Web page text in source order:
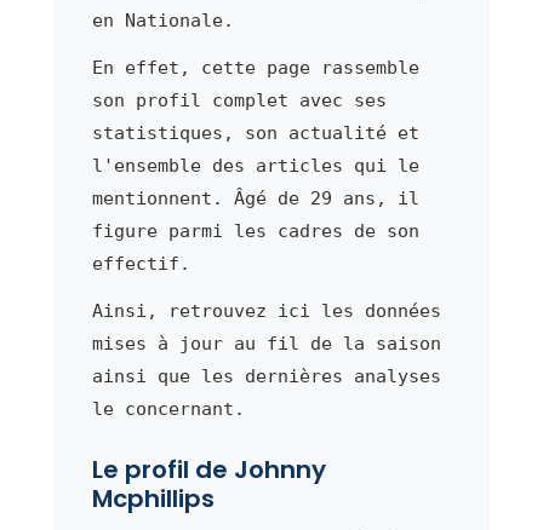
en Nationale.
En effet, cette page rassemble
son profil complet avec ses
statistiques, son actualité et
l'ensemble des articles qui le
mentionnent. Âgé de 29 ans, il
figure parmi les cadres de son
effectif.
Ainsi, retrouvez ici les données
mises à jour au fil de la saison
ainsi que les dernières analyses
le concernant.
Le profil de Johnny
Mcphillips